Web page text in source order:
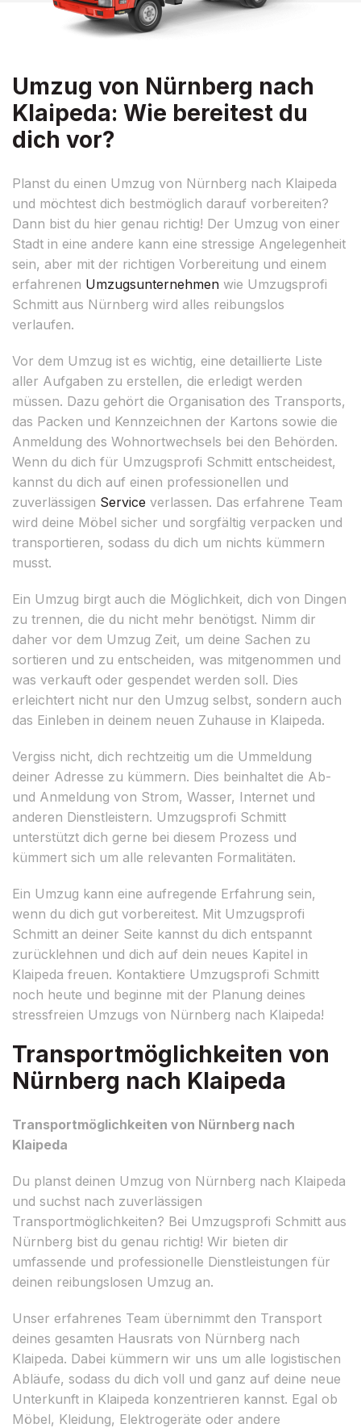
Umzug von Nürnberg nach
Klaipeda: Wie bereitest du
dich vor?
Planst du einen Umzug von Nürnberg nach Klaipeda
und möchtest dich bestmöglich darauf vorbereiten?
Dann bist du hier genau richtig! Der Umzug von einer
Stadt in eine andere kann eine stressige Angelegenheit
sein, aber mit der richtigen Vorbereitung und einem
erfahrenen Umzugsunternehmen wie Umzugsprofi
Schmitt aus Nürnberg wird alles reibungslos
verlaufen.
Vor dem Umzug ist es wichtig, eine detaillierte Liste
aller Aufgaben zu erstellen, die erledigt werden
müssen. Dazu gehört die Organisation des Transports,
das Packen und Kennzeichnen der Kartons sowie die
Anmeldung des Wohnortwechsels bei den Behörden.
Wenn du dich für Umzugsprofi Schmitt entscheidest,
kannst du dich auf einen professionellen und
zuverlässigen Service verlassen. Das erfahrene Team
wird deine Möbel sicher und sorgfältig verpacken und
transportieren, sodass du dich um nichts kümmern
musst.
Ein Umzug birgt auch die Möglichkeit, dich von Dingen
zu trennen, die du nicht mehr benötigst. Nimm dir
daher vor dem Umzug Zeit, um deine Sachen zu
sortieren und zu entscheiden, was mitgenommen und
was verkauft oder gespendet werden soll. Dies
erleichtert nicht nur den Umzug selbst, sondern auch
das Einleben in deinem neuen Zuhause in Klaipeda.
Vergiss nicht, dich rechtzeitig um die Ummeldung
deiner Adresse zu kümmern. Dies beinhaltet die Ab-
und Anmeldung von Strom, Wasser, Internet und
anderen Dienstleistern. Umzugsprofi Schmitt
unterstützt dich gerne bei diesem Prozess und
kümmert sich um alle relevanten Formalitäten.
Ein Umzug kann eine aufregende Erfahrung sein,
wenn du dich gut vorbereitest. Mit Umzugsprofi
Schmitt an deiner Seite kannst du dich entspannt
zurücklehnen und dich auf dein neues Kapitel in
Klaipeda freuen. Kontaktiere Umzugsprofi Schmitt
noch heute und beginne mit der Planung deines
stressfreien Umzugs von Nürnberg nach Klaipeda!
Transportmöglichkeiten von
Nürnberg nach Klaipeda
Transportmöglichkeiten von Nürnberg nach
Klaipeda
Du planst deinen Umzug von Nürnberg nach Klaipeda
und suchst nach zuverlässigen
Transportmöglichkeiten? Bei Umzugsprofi Schmitt aus
Nürnberg bist du genau richtig! Wir bieten dir
umfassende und professionelle Dienstleistungen für
deinen reibungslosen Umzug an.
Unser erfahrenes Team übernimmt den Transport
deines gesamten Hausrats von Nürnberg nach
Klaipeda. Dabei kümmern wir uns um alle logistischen
Abläufe, sodass du dich voll und ganz auf deine neue
Unterkunft in Klaipeda konzentrieren kannst. Egal ob
Möbel, Kleidung, Elektrogeräte oder andere